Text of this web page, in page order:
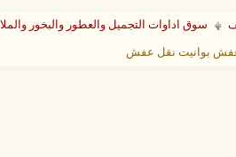
سوق اداوات التجميل والعطور والبخور